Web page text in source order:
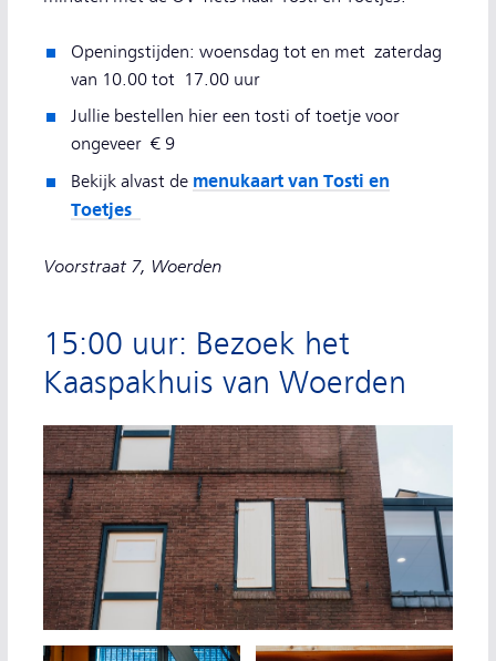
Openingstijden: woensdag tot en met zaterdag
van 10.00 tot 17.00 uur
Jullie bestellen hier een tosti of toetje voor
ongeveer € 9
Bekijk alvast de menukaart van Tosti en
Toetjes
Voorstraat 7, Woerden
15:00 uur: Bezoek het
Kaaspakhuis van Woerden